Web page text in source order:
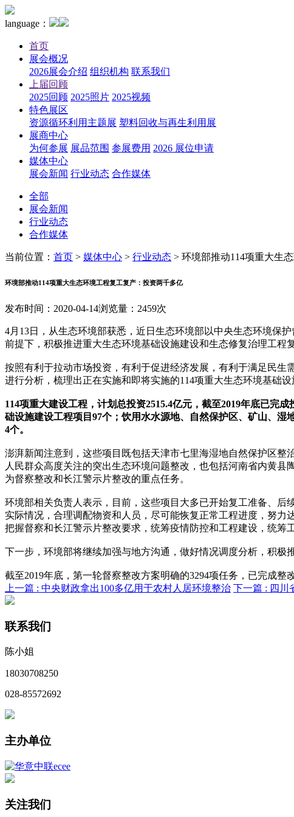
language：
首页
展会概况
2026展会介绍 组织机构 联系我们
上届回顾
2025回顾 2025照片 2025视频
特色展区
资源循环利用主题展 塑料回收与再生利用展
展商中心
为何参展 展品范围 参展费用 2026 展位申请
媒体中心
展会新闻 行业动态 合作媒体
全部
展会新闻
行业动态
合作媒体
当前位置： 首页 > 媒体中心 > 行业动态 > 环境部推动114项重大生
环境部推动114项重大生态环境工程复工复产：投资两千多亿
发布时间：2020-04-14浏览量：2459次
4月13日，从生态环境部获悉，近日生态环境部以中央生态环境保
前提下，积极推进重大生态环境基础设施建设和生态修复治理工程
按照有利于拉动市场投资，有利于促进经济发展，有利于满足民
进行分析，梳理出正在实施和即将实施的114项重大生态环境基础
114项重大建设工程，计划总投资2515.4亿元，截至2019年底已完
础设施建设工程项目97个；饮用水水源地、自然保护区、矿山、
4个。
澎湃新闻注意到，这些项目既包括天津市七里海湿地自然保护区整
人民群众高度关注的突出生态环境问题整改，也包括河南省内黄
为督察整改和长江警示片整改的重点任务。
环境部相关负责人表示，目前，这些项目大多已开始复工准备、
实际情况，合理调配物资和人员，尽可能恢复正常工程进度，努力
把握督察和长江警示片整改要求，统筹疫情防控和工程建设，统筹
下一步，环境部将继续加强与地方沟通，做好情况调度分析，积极
截至2019年底，第一轮督察整改方案明确的3294项任务，已完成整
上一篇 : 中央财政拿出100多亿用于农村人居环境整治 下一篇 : 四川
联系我们
陈小姐
18030708250
028-85572692
主办单位
关注我们